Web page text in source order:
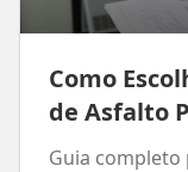
Como
de Asfalto
Guia